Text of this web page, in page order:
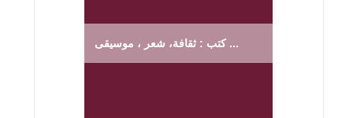
كتب : ثقافة، شعر ، موسيقى ...